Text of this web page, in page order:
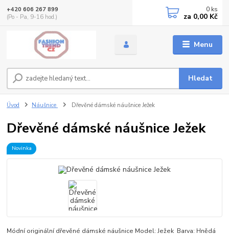
Menu
Hledat
+420 606 267 899
(Po - Pa, 9-16 hod.)
0 ks
za 0,00 Kč
Úvod Náušnice Dřevěné dámské náušnice Ježek
Dřevěné dámské náušnice Ježek
Novinka
Módní originální dřevěné dámské náušnice Model: Ježek Barva: Hnědá